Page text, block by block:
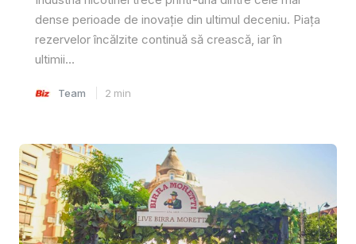
dense perioade de inovație din ultimul deceniu. Piața
rezervelor încălzite continuă să crească, iar în
ultimii...
Team 2 min